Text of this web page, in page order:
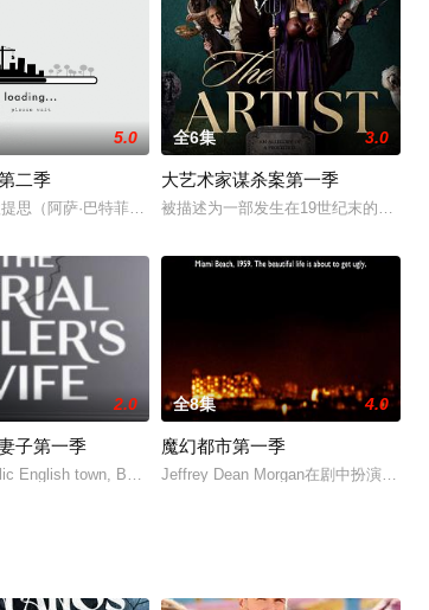
怀孕没，大姐混乱的感情会怎样？
24 Septe
5.0
二季
思（阿萨·巴特菲尔德 Asa Butterfield 饰）和名为欧拉（帕特
全6集 3.0
大艺术家谋杀案第一季
被描述为一部发生在19世纪末的谋杀悬
，他们以最出乎意料的方式越过小径。图齐将饰演剧名所
的故事。
2.0
子第一季
English town, Beth Fairchild has prepared a sur
全8集 4.0
魔幻都市第一季
Jeffrey Dean Morgan在剧中扮演迈阿